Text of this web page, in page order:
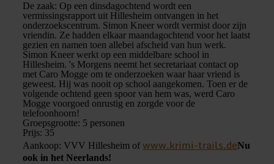
De zaak: Op een dinsdagochtend wordt een
vermissingsrapport uit Hillesheim ontvangen in het
onderzoekscentrum. Simon Kneer wordt vermist door zijn
vriendin. Ze hadden elkaar maandagochtend voor het laatst
gezien en namen toen allebei afscheid van hun werk.
Simon Kneer werkt op een middelbare school in
Hillesheim. 's Morgens neemt het secretariaat contact op
met Caro Mogge om te onderzoeken waar haar vriend is
geweest. Hij was nooit op school aangekomen. Toen er de
volgende ochtend geen spoor van hem was, werd Caro
Mogge voorgoed onrustig en zorgde voor de
telefoonhoorn!
Groepsgrootte: 5 personen
Prijs: 35
Aankoop: VVV Hillesheim of www.krimi-trails.deNu
ook in het Neerlands!